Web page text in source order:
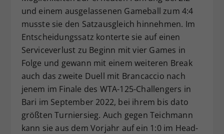
und einem ausgelassenen Gameball zum 4:4
musste sie den Satzausgleich hinnehmen. Im
Entscheidungssatz konterte sie auf einen
Serviceverlust zu Beginn mit vier Games in
Folge und gewann mit einem weiteren Break
auch das zweite Duell mit Brancaccio nach
jenem im Finale des WTA-125-Challengers in
Bari im September 2022, bei ihrem bis dato
größten Turniersieg. Auch gegen Teichmann
kann sie aus dem Vorjahr auf ein 1:0 im Head-